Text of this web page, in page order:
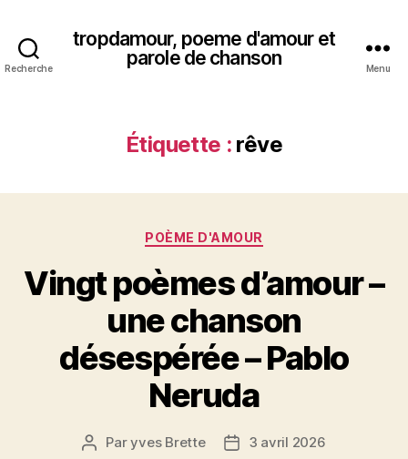
Recherche
tropdamour, poeme d'amour et
parole de chanson
Menu
Étiquette : rêve
Catégories
POÈME D'AMOUR
Vingt poèmes d’amour –
une chanson
désespérée – Pablo
Neruda
Auteur
Paryves Brette
Date3 avril 2026